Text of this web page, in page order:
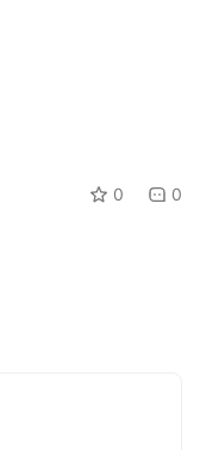
0 0